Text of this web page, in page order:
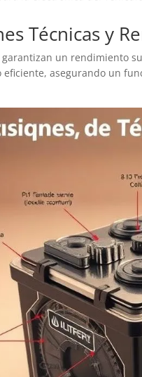
Técnicas y
garantizan un rendimiento
eficiente, asegurando un